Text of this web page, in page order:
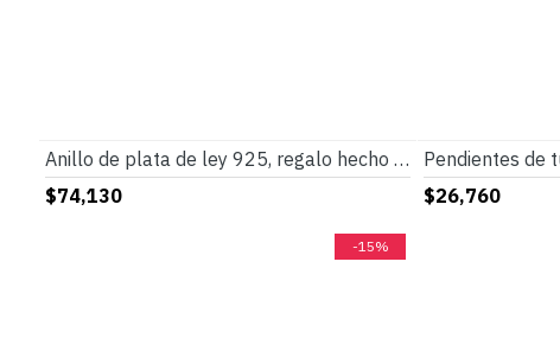
Anillo de plata de ley 925, regalo hecho a mano para hombres y mujeres, piedra de ágata de ojo natural, anillo de corona vintage, regalo de hombre CZ negro
$74,130
$26,760
-15%